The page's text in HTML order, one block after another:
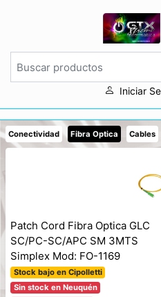
Iniciar
Conectividad Fibra Optica Cables
Patch Cord Fibra Optica GLC
SC/PC-SC/APC SM 3MTS
Simplex Mod: FO-1169
Stock bajo en Cipolletti
Sin stock en Neuquén